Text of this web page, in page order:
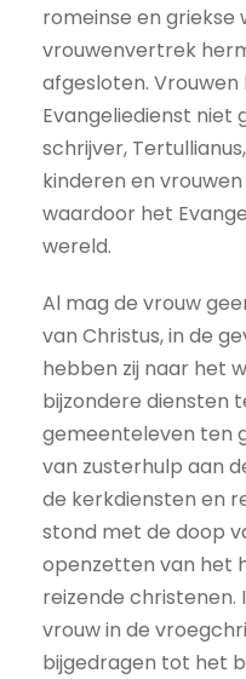
romeinse en griekse
vrouwenvertrek
afgesloten. Vrouwen
Evangeliedienst niet
schrijver,
kinderen en
waardoor het
wereld.
Al mag de vrouw
van Christus, in de
hebben zij naar het
bijzondere diensten
gemeenteleven ten
van zusterhulp aan
de kerkdiensten en
stond met de doop
openzetten van het
reizende
vrouw in de
bijgedragen tot het